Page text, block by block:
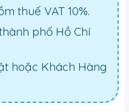
thuế VAT 10%.
phố Hồ Chí
hoặc Khách Hàng